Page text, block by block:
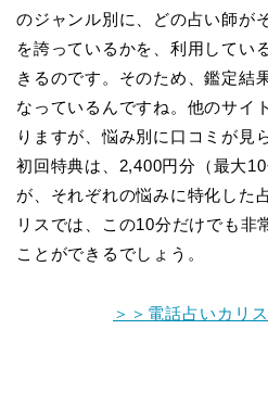
のジャンル別に、どの占い師が
を誇っているかを、利用してい
きるのです。そのため、鑑定結
なっているんですね。他のサイ
りますが、悩み別に口コミが見
初回特典は、2,400円分（最大
が、それぞれの悩みに特化した
リスでは、この10分だけでも非
ことができるでしょう。
＞＞電話占いカリ